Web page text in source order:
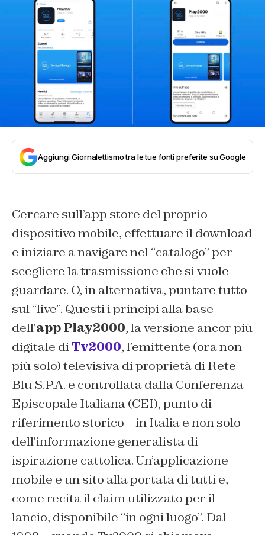
Aggiungi Giornalettismo tra le tue fonti preferite su Google
Cercare sull’app store del proprio
dispositivo mobile, effettuare il download
e iniziare a navigare nel “catalogo” per
scegliere la trasmissione che si vuole
guardare. O, in alternativa, puntare tutto
sul “live”. Questi i principi alla base
dell’app Play2000, la versione ancor più
digitale diTv2000, l’emittente (ora non
più solo) televisiva di proprietà di Rete
Blu S.P.A. e controllata dalla Conferenza
Episcopale Italiana (CEI), punto di
riferimento storico – in Italia e non solo –
dell’informazione generalista di
ispirazione cattolica. Un’applicazione
mobile e un sito alla portata di tutti e,
come recita il claim utilizzato per il
lancio, disponibile “in ogni luogo”. Dal